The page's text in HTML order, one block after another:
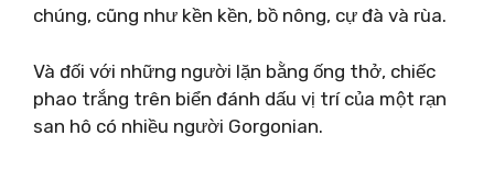
chúng, cũng như kền kền, bồ nông, cự đà và rùa.
Và đối với những người lặn bằng ống thở, chiếc
phao trắng trên biển đánh dấu vị trí của một rạn
san hô có nhiều người Gorgonian.